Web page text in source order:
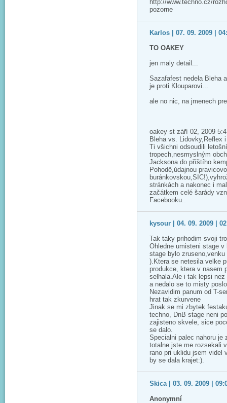
http://www.techno.cz/
pozorne
Karlos | 07. 09. 2009 |
TO OAKEY
jen maly detail...
Sazafafest nedela Bleha
je proti Klouparovi...
ale no nic, na jmenech
oakey st září 02, 2009
Bleha vs. Lidovky,Reflex
Ti všichni odsoudili
tropech,nesmyslným
Jacksona do příštího
Pohodě,údajnou
stránkách a nakonec i
začátkem celé šarády
Facebooku..
kysour | 04. 09. 2009 |
Tak taky prihodim svoji
Ohledne umisteni stage v
stage bylo
).Ktera se netesila velke
produkce, ktera v nasem
selhala.Ale i tak lepsi
a nedalo se to misty
Nezavidim panum od T-
hrat tak zkurvene
Jinak se mi zbytek
techno, DnB stage neni
zajisteno skvele, sice
se dalo.
Specialni palec nahoru je
totalne jste me rozsekali
rano pri uklidu jsem videl
by se dala krajet:).
Skica | 03. 09. 2009 |
Anonymní